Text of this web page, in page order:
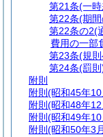
第21条(一
第22条(期
第22条の2(
費用の一部
第23条(規
第24条(罰則
附則
附則 (昭和45年
附則 (昭和48年
附則 (昭和49年
附則 (昭和50年3